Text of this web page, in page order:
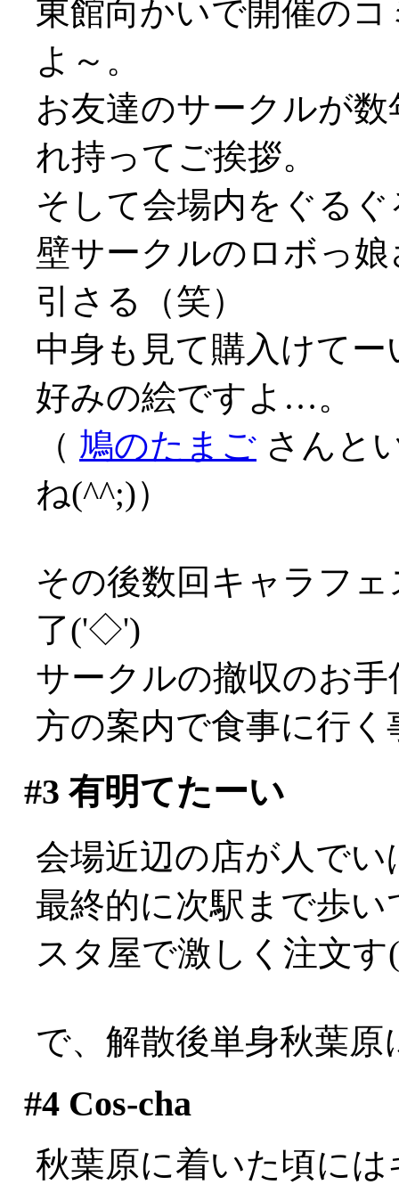
東館向かいで開催の
よ～。
お友達のサークルが
れ持ってご挨拶。
そして会場内をぐるぐ
壁サークルのロボっ
引さる（笑）
中身も見て購入けて
好みの絵ですよ…。
（ 鳩のたまご さんと
ね(^^;)）
その後数回キャラフ
了('◇')ゞ
サークルの撤収のお
方の案内で食事に行く
#3 有明てたーい
会場近辺の店が人で
最終的に次駅まで歩
スタ屋で激しく注文
で、解散後単身秋葉
#4Cos-cha
秋葉原に着いた頃に